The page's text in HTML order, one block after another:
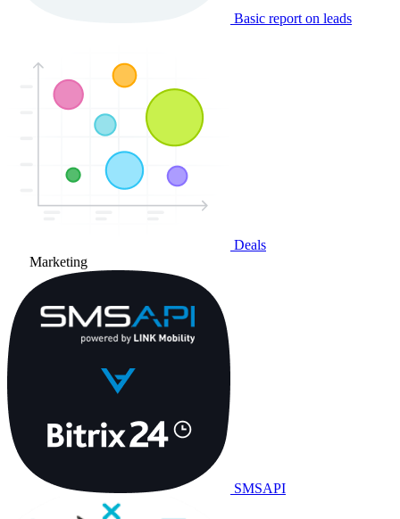
Basic report on leads
Deals
Marketing
SMSAPI